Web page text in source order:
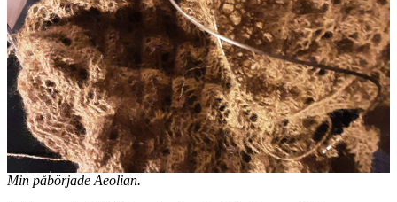
Min påbörjade Aeolian.